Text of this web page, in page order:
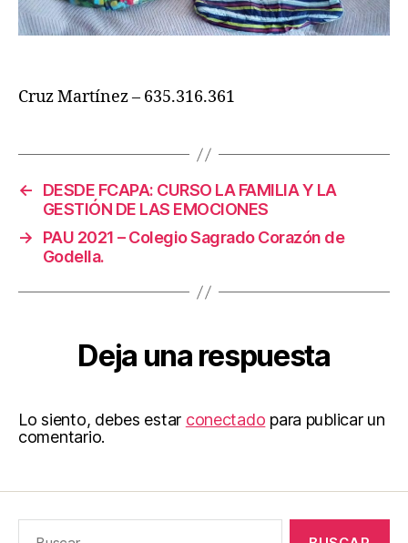
Cruz Martínez – 635.316.361
←
DESDE FCAPA: CURSO LA FAMILIA Y LA
GESTIÓN DE LAS EMOCIONES
→
PAU 2021 – Colegio Sagrado Corazón de
Godella.
Deja una respuesta
Lo siento, debes estar conectado para publicar un
comentario.